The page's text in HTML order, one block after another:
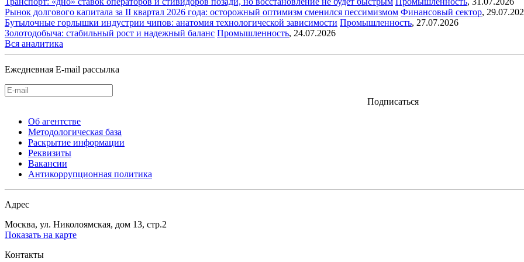
Рынок долгового капитала за II квартал 2026 года: осторожный оптимизм сменился пессимизмом Финансовый сектор,
Бутылочные горлышки индустрии чипов: анатомия технологической зависимости Промышленность, 27.07.2026
Золотодобыча: стабильный рост и надежный баланс Промышленность, 24.07.2026
Вся аналитика
Ежедневная E-mail рассылка
Подписаться
Об агентстве
Методологическая база
Раскрытие информации
Реквизиты
Вакансии
Антикоррупционная политика
Адрес
Москва, ул. Николоямская, дом 13, стр.2
Показать на карте
Контакты